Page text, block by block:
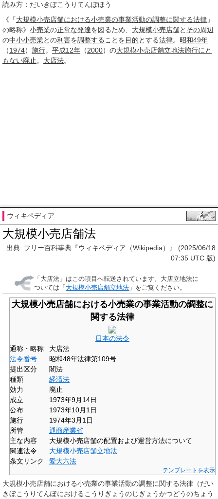
読み方：だいきぼこうりてんぽほう
《「大規模小売店舗における小売業の事業活動の調整に関する法律 」
の略称》 小売業の正常な発達を図るため、 大規模小売店舗と その周辺
の中小小売業との利害を調整する ことを目的とする法律。 昭和49年
（1974） 施行。 平成12年 （2000）の大規模小売店舗立地法施行にと
もない廃止 。 大店法。
ウィキペディア
大規模小売店舗法
出典: フリー百科事典『ウィキペディア（Wikipedia）』 (2025/06/18
07:35 UTC 版)
「 大店法 」はこの項目へ転送されています。大店立地法に
ついては「 大規模小売店舗立地法 」をご覧ください。
大規模小売店舗における小売業の事業活動の調整に
関する法律
日本の法令
通称・略称
大店法
法令番号
昭和48年法律第109号
提出区分
閣法
種類
経済法
効力
廃止
成立
1973年9月14日
公布
1973年10月1日
施行
1974年3月1日
所管
通商産業省
主な内容
大規模小売店舗の配置および運営方法について
関連法令
大規模小売店舗立地法
条文リンク
愛大六法
テンプレートを表示
大規模小売店舗における小売業の事業活動の調整に関する法律 （だい
きぼこうりてんぽにおけるこうりぎょうのじぎょうかつどうのちょう